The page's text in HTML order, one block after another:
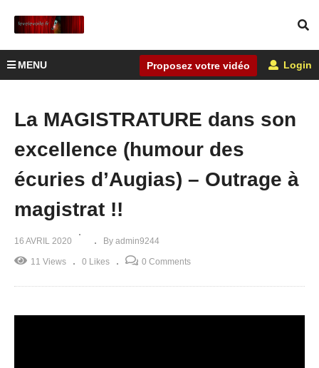
MENU Proposez votre vidéo Login
La MAGISTRATURE dans son
excellence (humour des
écuries d’Augias) – Outrage à
magistrat !!
16 AVRIL 2020 By admin9244
11 Views 0 Likes 0 Comments